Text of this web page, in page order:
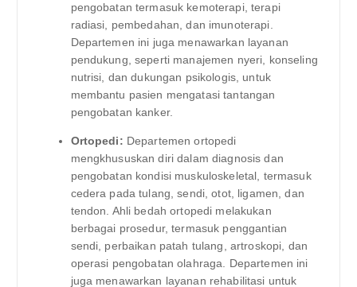
pengobatan termasuk kemoterapi, terapi
radiasi, pembedahan, dan imunoterapi.
Departemen ini juga menawarkan layanan
pendukung, seperti manajemen nyeri, konseling
nutrisi, dan dukungan psikologis, untuk
membantu pasien mengatasi tantangan
pengobatan kanker.
Ortopedi: Departemen ortopedi
mengkhususkan diri dalam diagnosis dan
pengobatan kondisi muskuloskeletal, termasuk
cedera pada tulang, sendi, otot, ligamen, dan
tendon. Ahli bedah ortopedi melakukan
berbagai prosedur, termasuk penggantian
sendi, perbaikan patah tulang, artroskopi, dan
operasi pengobatan olahraga. Departemen ini
juga menawarkan layanan rehabilitasi untuk